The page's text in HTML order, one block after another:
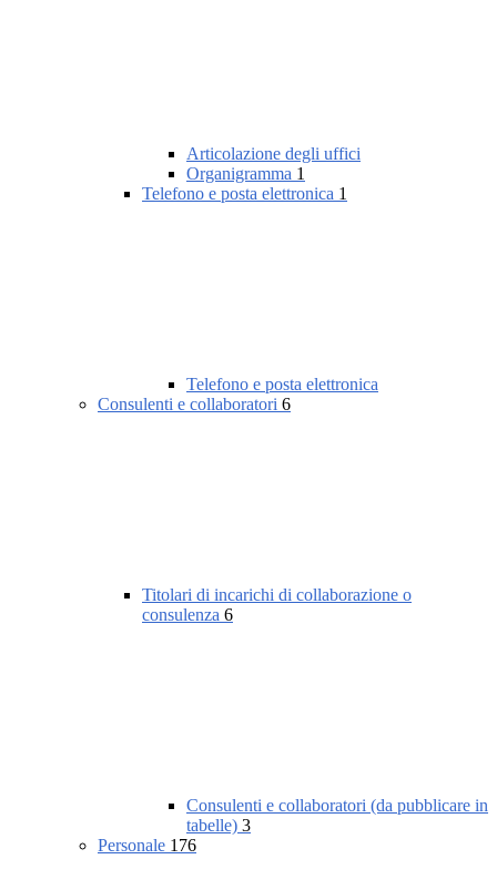
Articolazione degli uffici
Organigramma 1
Telefono e posta elettronica 1
Telefono e posta elettronica
Consulenti e collaboratori 6
Titolari di incarichi di collaborazione o
consulenza 6
Consulenti e collaboratori (da pubblicare in
tabelle) 3
Personale 176